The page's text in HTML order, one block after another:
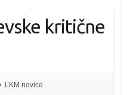
kritične
LKM novice